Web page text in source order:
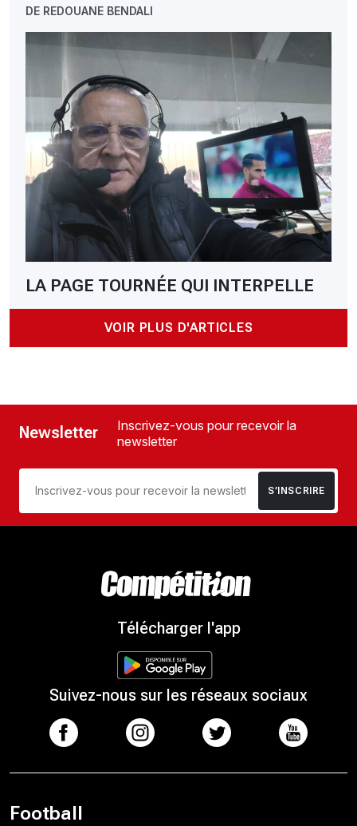
DE REDOUANE BENDALI
LA PAGE TOURNÉE QUI INTERPELLE
VOIR PLUS D'ARTICLES
Newsletter
Inscrivez-vous pour recevoir la
newsletter
S’INSCRIRE
Télécharger l'app
Suivez-nous sur les réseaux sociaux
Football